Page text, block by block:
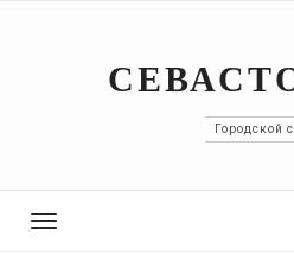
Городской
Toggle